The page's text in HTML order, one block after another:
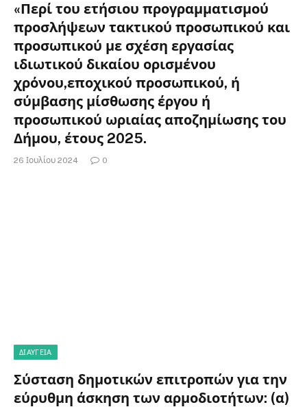
«Περί του ετήσιου προγραμματισμού
προσλήψεων τακτικού προσωπικού και
προσωπικού με σχέση εργασίας
ιδιωτικού δικαίου ορισμένου
χρόνου,εποχικού προσωπικού, ή
σύμβασης μίσθωσης έργου ή
προσωπικού ωριαίας αποζημίωσης του
Δήμου, έτους 2025.
26 Ιουλίου 2024 0
ΔΙΑΎΓΕΙΑ
Σύσταση δημοτικών επιτροπών για την
εύρυθμη άσκηση των αρμοδιοτήτων: (α)